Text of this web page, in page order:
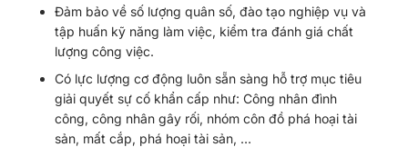
Đảm bảo về số lượng quân số, đào tạo nghiệp vụ và
tập huấn kỹ năng làm việc, kiểm tra đánh giá chất
lượng công việc.
Có lực lượng cơ động luôn sẵn sàng hỗ trợ mục tiêu
giải quyết sự cố khẩn cấp như: Công nhân đình
công, công nhân gây rối, nhóm côn đồ phá hoại tài
sản, mất cắp, phá hoại tài sản, …